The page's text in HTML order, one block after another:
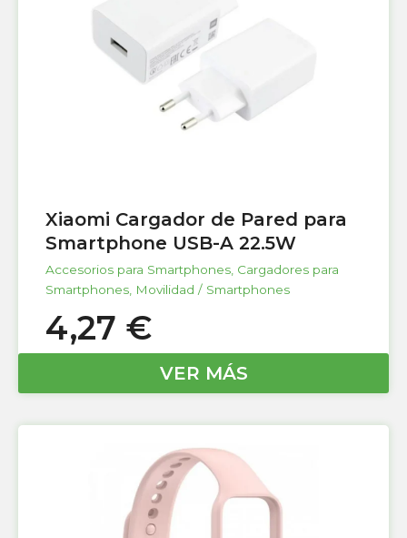
Xiaomi Cargador de Pared para
Smartphone USB-A 22.5W
Accesorios para Smartphones Cargadores para
Smartphones Movilidad / Smartphones
4,27 €
VER MÁS